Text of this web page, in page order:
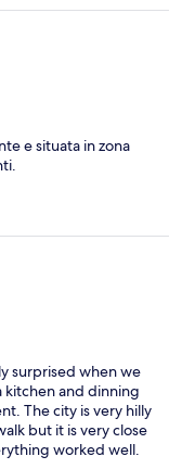
e situata in zona
surprised when we
kitchen and dinning
The city is very hilly
but it is very close
worked well.